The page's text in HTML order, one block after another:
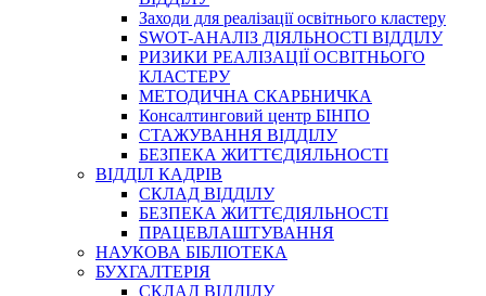
Заходи для реалізації освітнього кластеру
SWOT-АНАЛІЗ ДІЯЛЬНОСТІ ВІДДІЛУ
РИЗИКИ РЕАЛІЗАЦІЇ ОСВІТНЬОГО
КЛАСТЕРУ
МЕТОДИЧНА СКАРБНИЧКА
Консалтинговий центр БІНПО
СТАЖУВАННЯ ВІДДІЛУ
БЕЗПЕКА ЖИТТЄДІЯЛЬНОСТІ
ВІДДІЛ КАДРІВ
СКЛАД ВІДДІЛУ
БЕЗПЕКА ЖИТТЄДІЯЛЬНОСТІ
ПРАЦЕВЛАШТУВАННЯ
НАУКОВА БІБЛІОТЕКА
БУХГАЛТЕРІЯ
СКЛАД ВІДДІЛУ